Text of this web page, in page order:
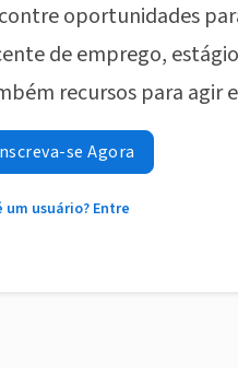
oportunidades
de emprego,
recursos para agir
se Agora
um usuário? Entre